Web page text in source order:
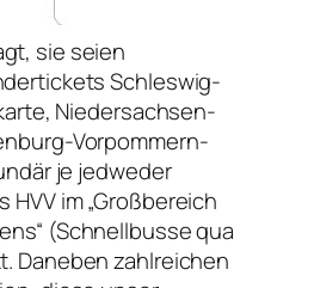
sie seien
Schleswig-
Niedersachsen-
Vorpommern-
je jedweder
im „Großbereich
(Schnellbusse qua
Daneben zahlreichen